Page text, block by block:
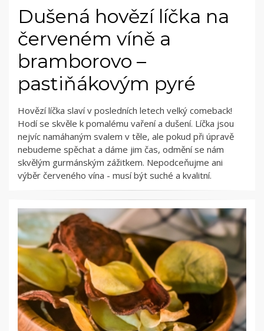
Dušená hovězí líčka na
červeném víně a
bramborovo –
pastiňákovým pyré
Hovězí líčka slaví v posledních letech velký comeback!
Hodí se skvěle k pomalému vaření a dušení. Líčka jsou
nejvíc namáhaným svalem v těle, ale pokud při úpravě
nebudeme spěchat a dáme jim čas, odmění se nám
skvělým gurmánským zážitkem. Nepodceňujme ani
výběr červeného vína - musí být suché a kvalitní.